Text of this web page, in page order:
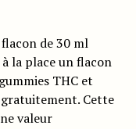
de 30 ml
à la place un flacon
THC et
Cette
valeur